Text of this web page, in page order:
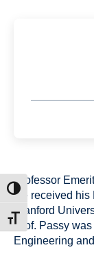
size
Professor
He received his
Stanford
Prof. Passy
Engineering